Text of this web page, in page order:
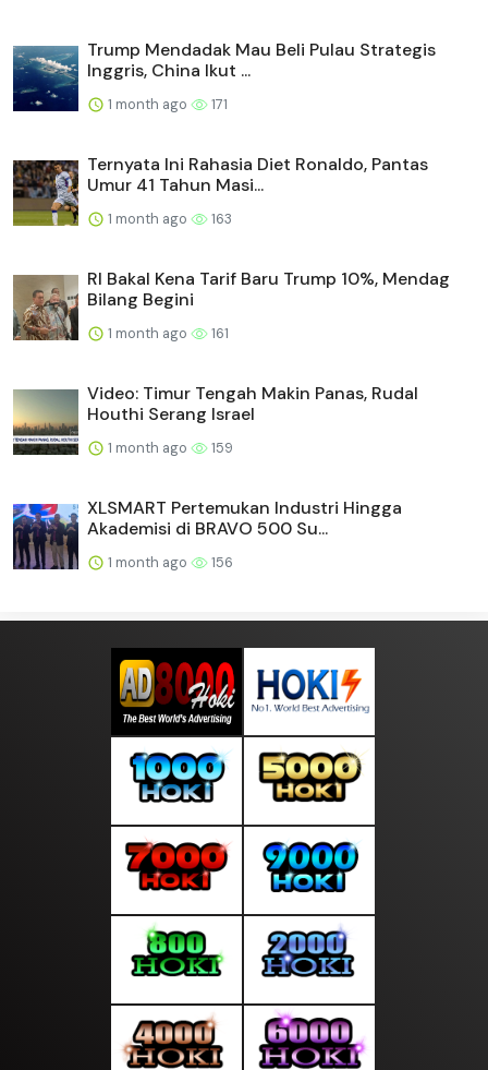
Trump Mendadak Mau Beli Pulau Strategis
Inggris, China Ikut ...
1 month ago 171
Ternyata Ini Rahasia Diet Ronaldo, Pantas
Umur 41 Tahun Masi...
1 month ago 163
RI Bakal Kena Tarif Baru Trump 10%, Mendag
Bilang Begini
1 month ago 161
Video: Timur Tengah Makin Panas, Rudal
Houthi Serang Israel
1 month ago 159
XLSMART Pertemukan Industri Hingga
Akademisi di BRAVO 500 Su...
1 month ago 156